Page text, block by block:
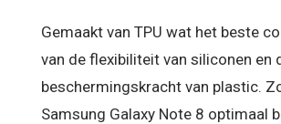
Gemaakt van TPU wat het beste
van de flexibiliteit van siliconen en
beschermingskracht van plastic.
Samsung Galaxy Note 8 optimaal